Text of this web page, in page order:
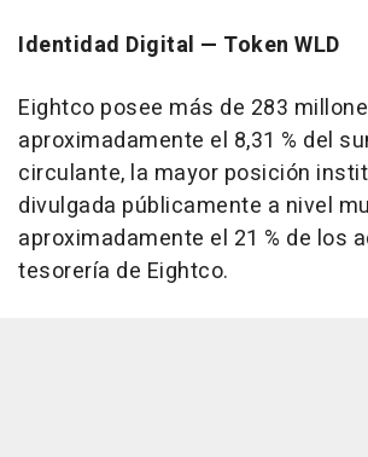
Identidad Digital — Token WLD
Eightco posee más de 283
aproximadamente el 8,31 % del
circulante, la mayor posición
divulgada públicamente a nivel
aproximadamente el 21 % de los
tesorería de Eightco.